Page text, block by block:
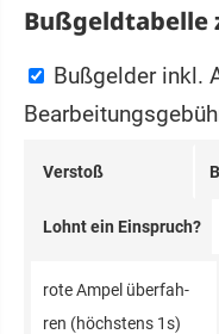
Bußgeldtabelle
Bußgelder inkl.
Ver­stoß
Lohnt ein Einspruch?
ro­te Am­pel über­fah­
ren (höchs­tens 1s)